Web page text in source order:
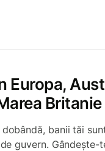
Europa,
Britanie
dobândă, banii tăi
guvern. Gândește-